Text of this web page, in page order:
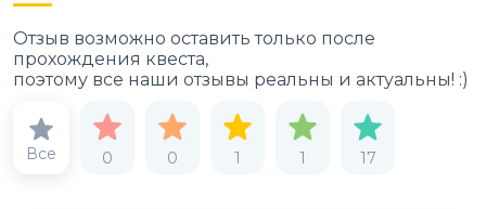
Отзыв возможно оставить только после
прохождения квеста,
поэтому все наши отзывы реальны и актуальны! :)
Все 0 0 1 1 17